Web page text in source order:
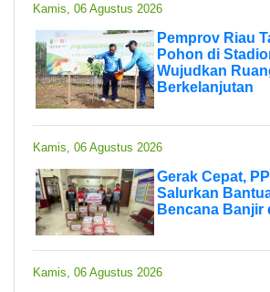
Kamis, 06 Agustus 2026
Pemprov Riau
Pohon di
Wujudkan
Berkelanjutan
Kamis, 06 Agustus 2026
Gerak Cepat,
Salurkan
Bencana Banjir
Kamis, 06 Agustus 2026